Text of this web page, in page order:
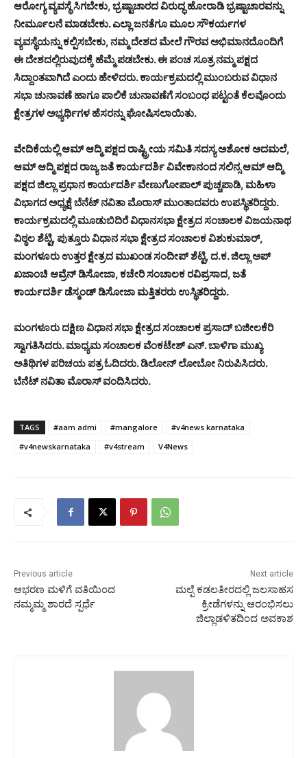
ಆರೋಗ್ಯ ವ್ಯವಸ್ಥೆ ಸಿಗಬೇಕು, ಭ್ರಷ್ಟಾಚಾರದ ವಿರುದ್ಧ ಹೋರಾಡಿ ಭ್ರಷ್ಟಾಚಾರವನ್ನು
ನೀರ್ಮೂಲನೆ ಮಾಡಬೇಕು. ಎಲ್ಲಾ ಜನತೆಗೂ ಮೂಲ ಸೌಕರ್ಯಗಳ
ವ್ಯವಸ್ಥೆಯನ್ನು ಕಲ್ಪಿಸಬೇಕು, ನಮ್ಮ ದೇಶದ ಮೇಲೆ ಗೌರವ ಅಭಿಮಾನದೊಂದಿಗೆ
ಈ ದೇಶದಲ್ಲಿರುವುದಕ್ಕೆ ಹೆಮ್ಮೆ ಪಡಬೇಕು. ಈ ಪಂಚ ಸೂತ್ರ ನಮ್ಮ ಪಕ್ಷದ
ಸಿದ್ದಾಂತವಾಗಿದೆ ಎಂದು ಹೇಳಿದರು. ಕಾರ್ಯಕ್ರಮದಲ್ಲಿ ಮುಂಬರುವ ವಿಧಾನ
ಸಭಾ ಚುನಾವಣೆ ಹಾಗೂ ಪಾಲಿಕೆ ಚುನಾವಣೆಗೆ ಸಂಬಂಧ ಪಟ್ಟಂತೆ ಕೆಲವೊಂದು
ಕ್ಷೇತ್ರಗಳ ಅಭ್ಯರ್ಥಿಗಳ ಹೆಸರನ್ನು ಘೋಷಿಸಲಾಯಿತು.
ವೇದಿಕೆಯಲ್ಲಿ ಆಮ್ ಆದ್ಮಿ ಪಕ್ಷದ ರಾಷ್ಟ್ರೀಯ ಸಮಿತಿ ಸದಸ್ಯ ಅಶೋಕ ಅದಮಲೆ,
ಆಮ್ ಆದ್ಮಿ ಪಕ್ಷದ ರಾಜ್ಯ ಜತೆ ಕಾರ್ಯದರ್ಶಿ ವಿವೇಕಾನಂದ ಸಲಿನ್ಸ ಆಮ್ ಆದ್ಮಿ
ಪಕ್ಷದ ಜಿಲ್ಲಾ ಪ್ರಧಾನ ಕಾರ್ಯದರ್ಶಿ ವೇಣುಗೋಪಾಲ್ ಪುಚ್ಚಪಾಡಿ, ಮಹಿಳಾ
ವಿಭಾಗದ ಅಧ್ಯಕ್ಷೆ ಬೆನೆಟ್ ನವಿತಾ ಮೊರಾಸ್ ಮುಂತಾದವರು ಉಪಸ್ಥಿತರಿದ್ದರು.
ಕಾರ್ಯಕ್ರಮದಲ್ಲಿ ಮೂಡುಬಿದಿರೆ ವಿಧಾನಸಭಾ ಕ್ಷೇತ್ರದ ಸಂಚಾಲಕ ವಿಜಯನಾಥ
ವಿಠ್ಠಲ ಶೆಟ್ಟಿ, ಪುತ್ತೂರು ವಿಧಾನ ಸಭಾ ಕ್ಷೇತ್ರದ ಸಂಚಾಲಕ ವಿಶುಕುಮಾರ್,
ಮಂಗಳೂರು ಉತ್ತರ ಕ್ಷೇತ್ರದ ಮುಖಂಡ ಸಂದೀಪ್ ಶೆಟ್ಟಿ, ದ.ಕ. ಜಿಲ್ಲಾ ಅಪ್
ಖಜಾಂಚಿ ಆವ್ರೆನ್ ಡಿಸೋಜಾ, ಕಚೇರಿ ಸಂಚಾಲಕ ರವಿಪ್ರಸಾದ, ಜತೆ
ಕಾರ್ಯದರ್ಶಿ ಡೆಸ್ಮಂಡ್ ಡಿಸೋಜಾ ಮತ್ತಿತರರು ಉಸ್ಥಿತರಿದ್ದರು.
ಮಂಗಳೂರು ದಕ್ಷಿಣ ವಿಧಾನ ಸಭಾ ಕ್ಷೇತ್ರದ ಸಂಚಾಲಕ ಪ್ರಸಾದ್ ಬಜೀಲಕೆರಿ
ಸ್ವಾಗತಿಸಿದರು. ಮಾಧ್ಯಮ ಸಂಚಾಲಕ ವೆಂಕಟೇಶ್ ಎನ್. ಬಾಳಿಗಾ ಮುಖ್ಯ
ಅತಿಥಿಗಳ ಪರಿಚಯ ಪತ್ರ ಓದಿದರು. ಡಿಲೋನ್ ಲೋಬೋ ನಿರುಪಿಸಿದರು.
ಬೆನೆಟ್ ನವಿತಾ ಮೊರಾಸ್ ವಂದಿಸಿದರು.
TAGS #aam admi #mangalore
#v4news karnataka
#v4newskarnataka
#v4stream V4News
Previous article
ಆಭರಣ ಮಳಿಗೆ ವತಿಯಿಂದ
ನಮ್ಮಮ್ಮ ಶಾರದೆ ಸ್ಪರ್ಧೆ
Next article
ಮಲ್ಪೆ ಕಡಲತೀರದಲ್ಲಿ ಜಲಸಾಹಸ
ಕ್ರೀಡೆಗಳನ್ನು ಆರಂಭಿಸಲು
ಜಿಲ್ಲಾಡಳಿತದಿಂದ ಅವಕಾಶ